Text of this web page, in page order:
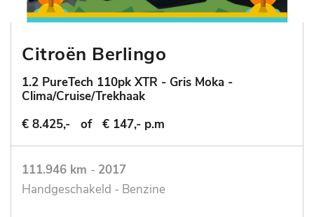
Citroën Berlingo
1.2 PureTech 110pk XTR - Gris Moka -
Clima/Cruise/Trekhaak
€ 8.425,-
of € 147,- p.m
111.946 km - 2017
Handgeschakeld - Benzine